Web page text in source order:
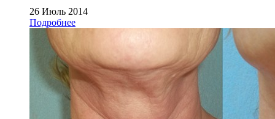
26 Июль 2014
Подробнее